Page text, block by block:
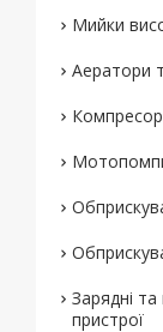
Мийки
Аератори
Зарядні та
пристрої